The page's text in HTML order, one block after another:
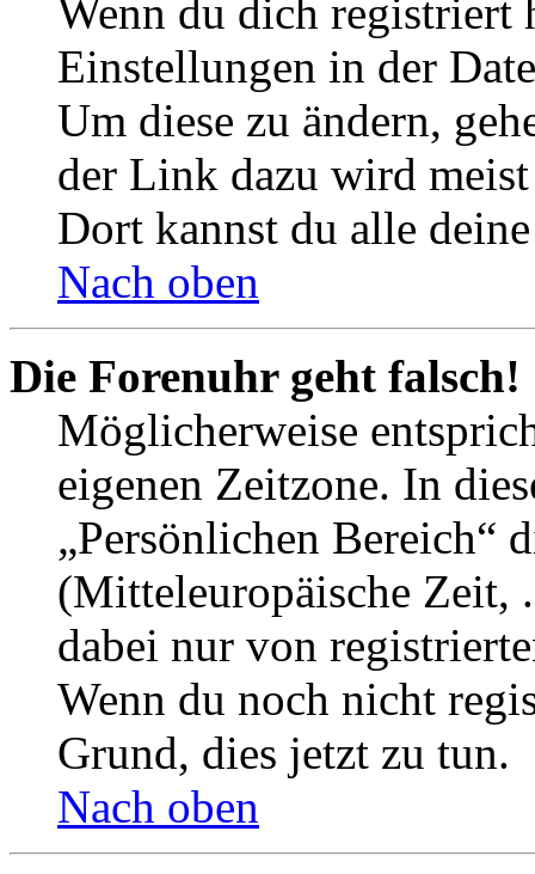
Wenn du dich registriert
Einstellungen in der
Um diese zu ändern,
der Link dazu wird
Dort kannst du alle
Nach oben
Die Forenuhr geht falsch!
Möglicherweise
eigenen Zeitzone. In
„Persönlichen Bereich“
(Mitteleuropäische Zeit,
dabei nur von
Wenn du noch nicht
Grund, dies jetzt zu tun.
Nach oben